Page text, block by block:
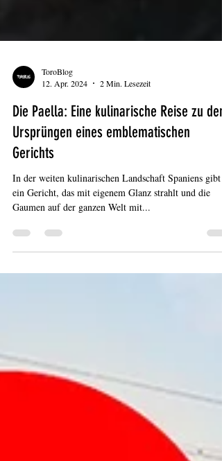
12. Apr. 2024
2 Min. Lesezeit
Die Paella: Eine kulinarische Reise zu den
Ursprüngen eines emblematischen
Gerichts
In der weiten kulinarischen Landschaft Spaniens gibt
Gaumen auf der ganzen Welt mit...